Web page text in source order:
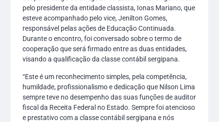
pelo presidente da entidade classista, Ionas Mariano, que
esteve acompanhado pelo vice, Jenilton Gomes,
responsável pelas ações de Educação Continuada.
Durante o encontro, foi conversado sobre o termo de
cooperação que será firmado entre as duas entidades,
visando a qualificação da classe contábil sergipana.
“Este é um reconhecimento simples, pela competência,
humildade, profissionalismo e dedicação que Nilson Lima
sempre teve no desempenho das suas funções de auditor
fiscal da Receita Federal no Estado. Sempre foi atencioso
e prestativo com a classe contábil sergipana e nós